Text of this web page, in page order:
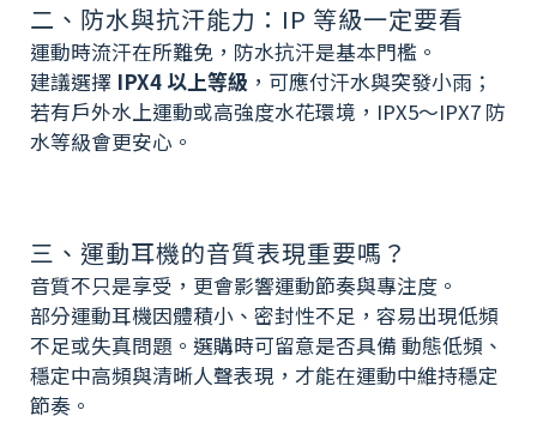
二、防水與抗汗能力：IP 等級一定要看
運動時流汗在所難免，防水抗汗是基本門檻。
建議選擇 IPX4 以上等級 ，可應付汗水與突發小雨；
若有戶外水上運動或高強度水花環境，IPX5～IPX7 防
水等級會更安心。
三、 運動耳機的音質表現重要嗎？
音質不只是享受，更會影響運動節奏與專注度。
部分運動耳機因體積小、密封性不足，容易出現低頻
不足或失真問題。選購時可留意是否具備 動態低頻、
穩定中高頻與清晰人聲表現，才能在運動中維持穩定
節奏。